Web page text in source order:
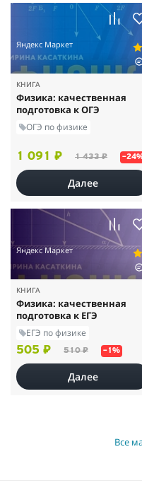
Яндекс Маркет
КНИГА
Физика: качественная
подготовка к ОГЭ
ОГЭ по физике
1 091 ₽ 1 433 ₽
Далее
Яндекс Маркет
КНИГА
Физика: качественная
подготовка к ЕГЭ
ЕГЭ по физике
505 ₽ 510 ₽ –1%
Далее
Все